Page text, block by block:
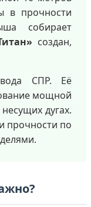
в прочности
собирает
создан,
СПР. Её
мощной
дугах.
прочности по